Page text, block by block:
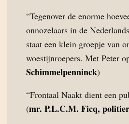
“Tegenover de enorme
onnozelaars in de
staat een klein groepje van
woestijnroepers. Met Peter
Schimmelpenninck)
“Frontaal Naakt dient een
(mr. P.L.C.M. Ficq,